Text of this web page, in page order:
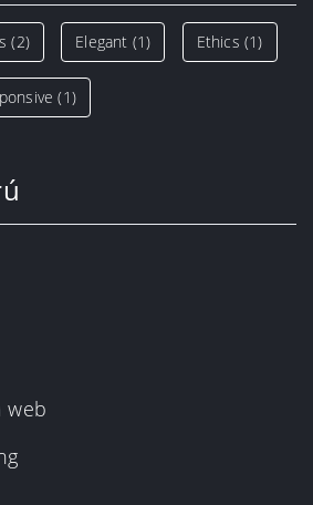
(2) Elegant (1) Ethics (1)
(1)
web